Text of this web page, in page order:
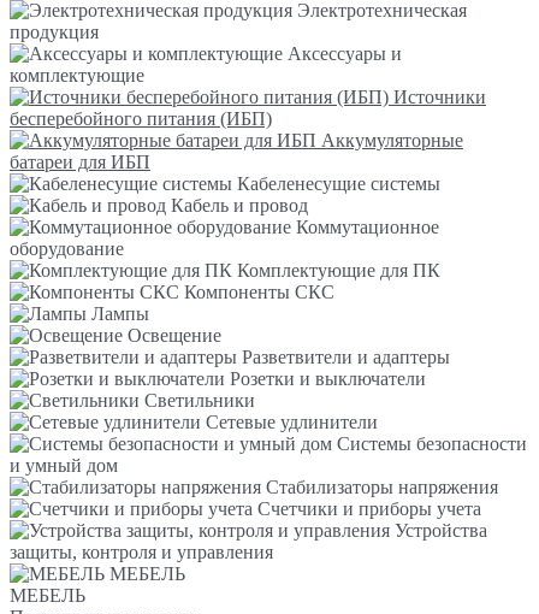
Электротехническая
продукция
Аксессуары и
комплектующие
Источники
бесперебойного питания (ИБП)
Аккумуляторные
батареи для ИБП
Кабеленесущие системы
Кабель и провод
Коммутационное
оборудование
Комплектующие для ПК
Компоненты СКС
Лампы
Освещение
Разветвители и адаптеры
Розетки и выключатели
Светильники
Сетевые удлинители
Системы безопасности
и умный дом
Стабилизаторы напряжения
Счетчики и приборы учета
Устройства
защиты, контроля и управления
МЕБЕЛЬ
МЕБЕЛЬ